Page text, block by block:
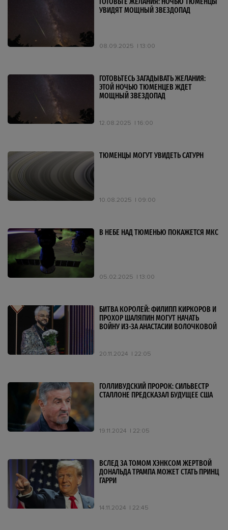
УВИДЯТ МОЩНЫЙ ЗВЕЗДОПАД
08.09.2025 13:00
ГОТОВЬТЕСЬ ЗАГАДЫВАТЬ ЖЕЛАНИЯ:
ЭТОЙ НОЧЬЮ ТЮМЕНЦЕВ ЖДЕТ
МОЩНЫЙ ЗВЕЗДОПАД
12.08.2025 16:00
ТЮМЕНЦЫ МОГУТ УВИДЕТЬ САТУРН
10.08.2025 09:00
В НЕБЕ НАД ТЮМЕНЬЮ ПОКАЖЕТСЯ МКС
05.02.2025 13:00
БИТВА КОРОЛЕЙ: ФИЛИПП КИРКОРОВ И
ПРОХОР ШАЛЯПИН МОГУТ НАЧАТЬ
ВОЙНУ ИЗ-ЗА АНАСТАСИИ ВОЛОЧКОВОЙ
20.11.2024 22:05
ГОЛЛИВУДСКИЙ ПРОРОК: СИЛЬВЕСТР
СТАЛЛОНЕ ПРЕДСКАЗАЛ БУДУЩЕЕ США
19.11.2024 22:05
ВСЛЕД ЗА ТОМОМ ХЭНКСОМ ЖЕРТВОЙ
ДОНАЛЬДА ТРАМПА МОЖЕТ СТАТЬ ПРИНЦ
ГАРРИ
14.11.2024 22:45